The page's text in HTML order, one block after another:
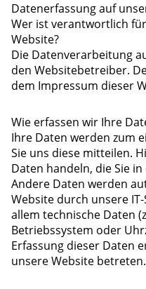
Datenerfassung auf
Wer ist verantwortlich
Website?
Die Datenverarbeitung
den Websitebetreiber.
dem Impressum dieser
Wie erfassen wir Ihre
Ihre Daten werden zum
Sie uns diese mitteilen.
Daten handeln, die Sie
Andere Daten werden
Website durch unsere
allem technische Daten
Betriebssystem oder
Erfassung dieser Daten
unsere Website betreten.